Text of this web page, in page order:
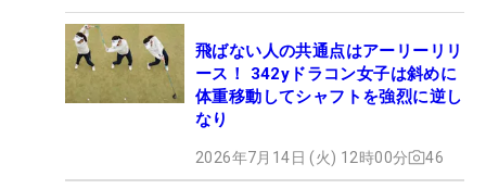
飛ばない人の共通点はアーリーリリ
ース！ 342yドラコン女子は斜めに
体重移動してシャフトを強烈に逆し
なり
2026年7月14日 (火) 12時00分 46